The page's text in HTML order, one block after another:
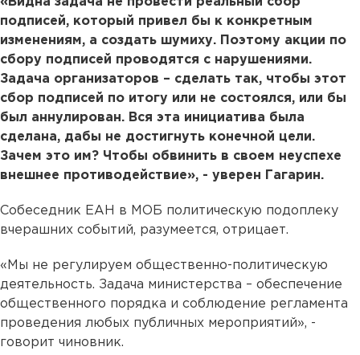
подписей, который привел бы к конкретным
изменениям, а создать шумиху. Поэтому акции по
сбору подписей проводятся с нарушениями.
Задача организаторов – сделать так, чтобы этот
сбор подписей по итогу или не состоялся, или бы
был аннулирован. Вся эта инициатива была
сделана, дабы не достигнуть конечной цели.
Зачем это им? Чтобы обвинить в своем неуспехе
внешнее противодействие», - уверен Гагарин.
Собеседник ЕАН в МОБ политическую подоплеку
вчерашних событий, разумеется, отрицает.
«Мы не регулируем общественно-политическую
деятельность. Задача министерства – обеспечение
общественного порядка и соблюдение регламента
проведения любых публичных мероприятий», -
говорит чиновник.